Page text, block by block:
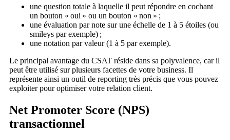
une question totale à laquelle il peut répondre en cochant
un bouton « oui » ou un bouton « non » ;
une évaluation par note sur une échelle de 1 à 5 étoiles (ou
smileys par exemple) ;
une notation par valeur (1 à 5 par exemple).
Le principal avantage du CSAT réside dans sa polyvalence, car il
peut être utilisé sur plusieurs facettes de votre business. Il
représente ainsi un outil de reporting très précis que vous pouvez
exploiter pour optimiser votre relation client.
Net Promoter Score (NPS)
transactionnel